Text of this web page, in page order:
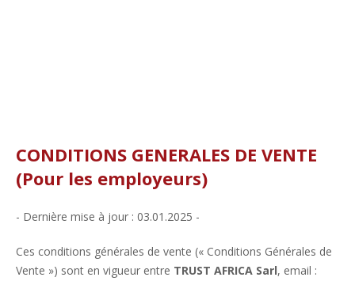
CONDITIONS GENERALES DE VENTE
(Pour les employeurs)
- Dernière mise à jour : 03.01.2025 -
Ces conditions générales de vente (« Conditions Générales de
Vente ») sont en vigueur entre TRUST AFRICA Sarl, email :